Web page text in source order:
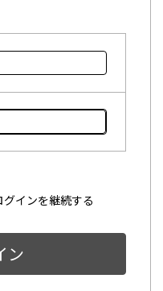
インを継続する
ン